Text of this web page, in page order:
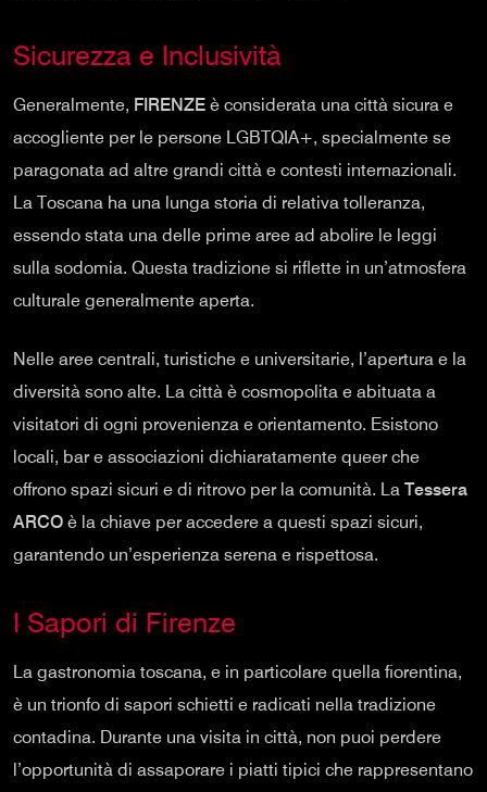
Sicurezza e Inclusività
Generalmente, FIRENZE è considerata una città sicura e
accogliente per le persone LGBTQIA+, specialmente se
paragonata ad altre grandi città e contesti internazionali.
La Toscana ha una lunga storia di relativa tolleranza,
essendo stata una delle prime aree ad abolire le leggi
sulla sodomia. Questa tradizione si riflette in un’atmosfera
culturale generalmente aperta.
Nelle aree centrali, turistiche e universitarie, l’apertura e la
diversità sono alte. La città è cosmopolita e abituata a
visitatori di ogni provenienza e orientamento. Esistono
locali, bar e associazioni dichiaratamente queer che
offrono spazi sicuri e di ritrovo per la comunità. La Tessera
ARCO è la chiave per accedere a questi spazi sicuri,
garantendo un’esperienza serena e rispettosa.
I Sapori di Firenze
La gastronomia toscana, e in particolare quella fiorentina,
è un trionfo di sapori schietti e radicati nella tradizione
contadina. Durante una visita in città, non puoi perdere
l’opportunità di assaporare i piatti tipici che rappresentano